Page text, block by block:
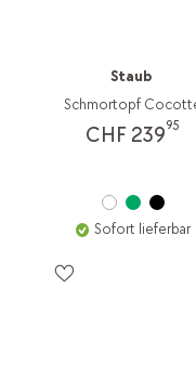
Staub
Schmortopf
CHF 23995
Sofort lieferbar